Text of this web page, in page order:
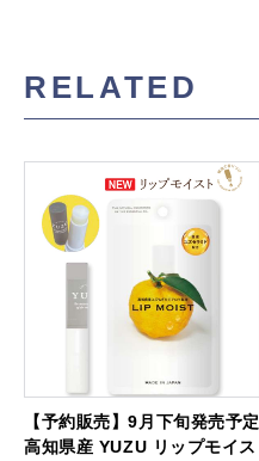
RELATED
【予約販売】9月下旬発売予定
高知県産 YUZU リップモイス